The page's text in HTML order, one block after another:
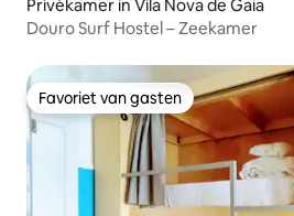
Privékamer in Vila Nova de Gaia
Douro Surf Hostel – Zeekamer
Favoriet van gasten
Favoriet van gasten